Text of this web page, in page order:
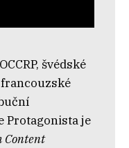
švédské
Protagonista je
Content